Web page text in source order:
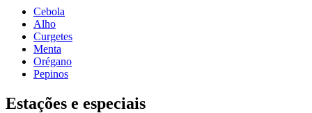
Cebola
Alho
Curgetes
Menta
Orégano
Pepinos
Estações e especiais